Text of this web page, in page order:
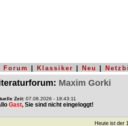
Forum Klassiker Neu
Maxim Gorki
Zeit: 07.08.2026 - 18:43:11
Gast, Sie sind nicht eingeloggt!
Heute ist der